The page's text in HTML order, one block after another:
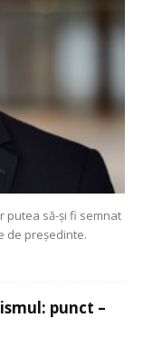
putea să-și fi semnat
de președinte.
punct –